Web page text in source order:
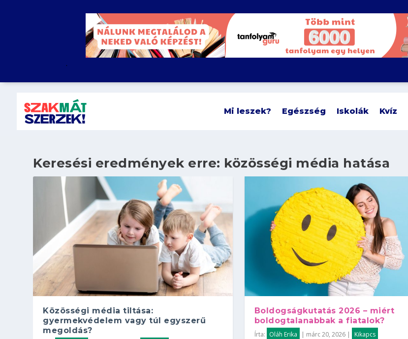
.
Mi leszek? Egészség Iskolák Kvíz
Keresési eredmények erre: közösségi média hatása
Közösségi média tiltása:
gyermekvédelem vagy túl egyszerű
megoldás?
Boldogságkutatás 2026 – miért
boldogtalanabbak a fiatalok?
Írta: Oláh Erika | márc 20, 2026| Kikapcs